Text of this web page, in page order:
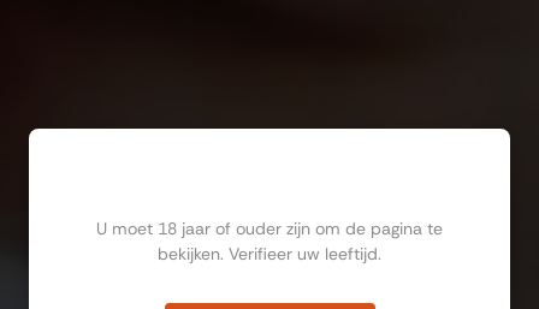
U moet 18 jaar of ouder zijn om de pagina te
bekijken. Verifieer uw leeftijd.